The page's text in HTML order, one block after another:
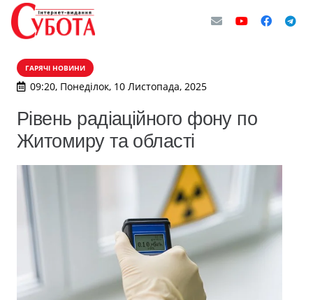
ГАРЯЧІ НОВИНИ
09:20, Понеділок, 10 Листопада, 2025
Рівень радіаційного фону по
Житомиру та області